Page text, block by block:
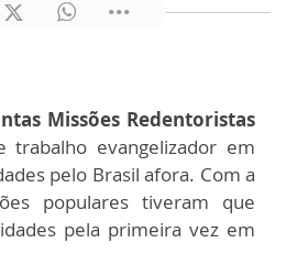
Missões Redentoristas
trabalho evangelizador em
pelo Brasil afora. Com a
populares tiveram que
pela primeira vez em